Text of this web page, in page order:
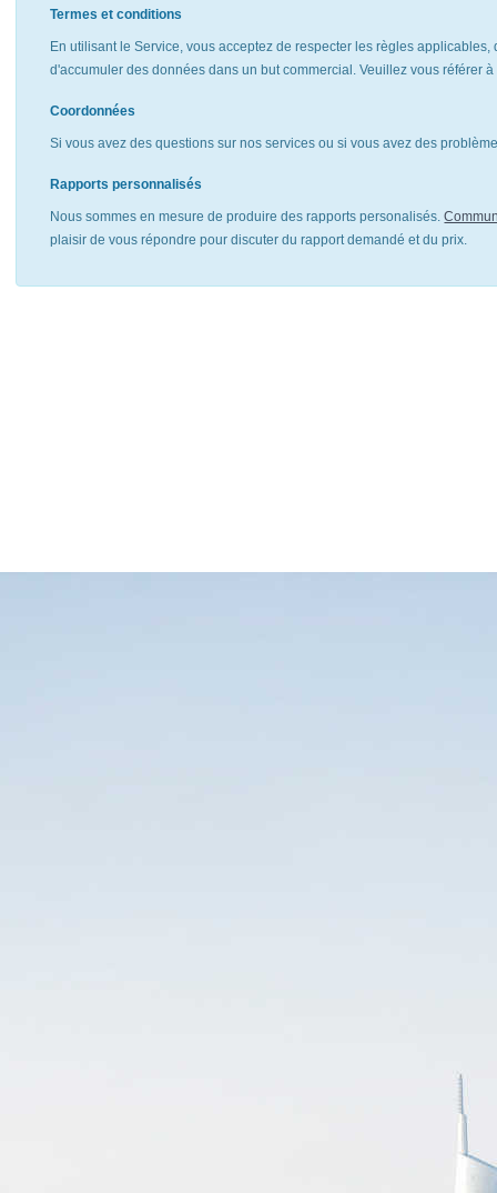
Termes et conditions
En utilisant le Service, vous acceptez de respecter les règles
d'accumuler des données dans un but commercial. Veuillez vous référer
Coordonnées
Si vous avez des questions sur nos services ou si vous avez des
Rapports personnalisés
Nous sommes en mesure de produire des rapports personalisés.
plaisir de vous répondre pour discuter du rapport demandé et du prix.